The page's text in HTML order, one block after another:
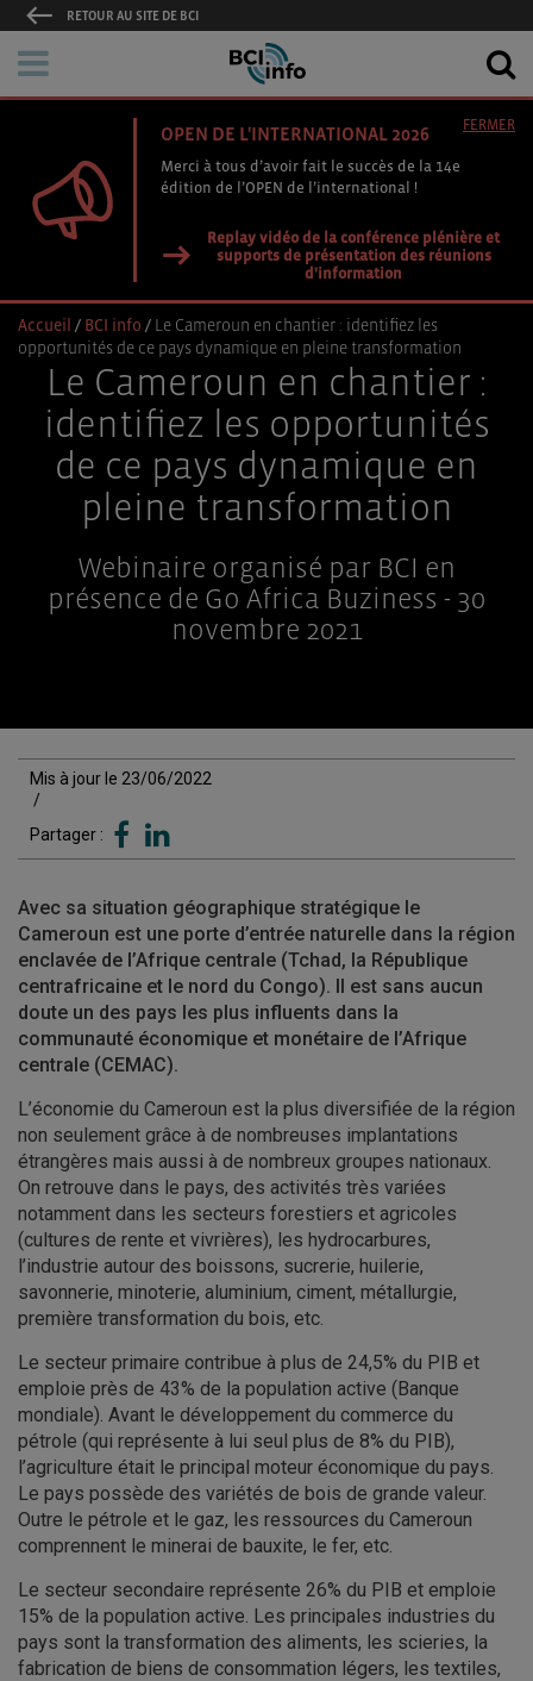
RETOUR AU SITE DE BCI
OPEN DE L'INTERNATIONAL 2026
Merci à tous d’avoir fait le succès de la 14e
édition de l’OPEN de l’international !
Replay vidéo de la conférence plénière et
supports de présentation des réunions
d'information
FERMER
Accueil / BCI info / Le Cameroun en chantier : identifiez les
opportunités de ce pays dynamique en pleine transformation
Le Cameroun en chantier :
identifiez les opportunités
de ce pays dynamique en
pleine transformation
Webinaire organisé par BCI en
présence de Go Africa Buziness - 30
novembre 2021
Mis à jour le 23/06/2022
/
Partager :
Avec sa situation géographique stratégique le
Cameroun est une porte d’entrée naturelle dans la région
enclavée de l’Afrique centrale (Tchad, la République
centrafricaine et le nord du Congo). Il est sans aucun
doute un des pays les plus influents dans la
communauté économique et monétaire de l’Afrique
centrale (CEMAC).
L’économie du Cameroun est la plus diversifiée de la région
non seulement grâce à de nombreuses implantations
étrangères mais aussi à de nombreux groupes nationaux.
On retrouve dans le pays, des activités très variées
notamment dans les secteurs forestiers et agricoles
(cultures de rente et vivrières), les hydrocarbures,
l’industrie autour des boissons, sucrerie, huilerie,
savonnerie, minoterie, aluminium, ciment, métallurgie,
première transformation du bois, etc.
Le secteur primaire contribue à plus de 24,5% du PIB et
emploie près de 43% de la population active (Banque
mondiale). Avant le développement du commerce du
pétrole (qui représente à lui seul plus de 8% du PIB),
l’agriculture était le principal moteur économique du pays.
Le pays possède des variétés de bois de grande valeur.
Outre le pétrole et le gaz, les ressources du Cameroun
comprennent le minerai de bauxite, le fer, etc.
Le secteur secondaire représente 26% du PIB et emploie
15% de la population active. Les principales industries du
pays sont la transformation des aliments, les scieries, la
fabrication de biens de consommation légers, les textiles,